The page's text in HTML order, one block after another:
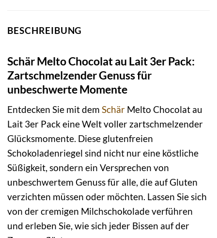
BESCHREIBUNG
Schär Melto Chocolat au Lait 3er Pack:
Zartschmelzender Genuss für
unbeschwerte Momente
Entdecken Sie mit dem Schär Melto Chocolat au
Lait 3er Pack eine Welt voller zartschmelzender
Glücksmomente. Diese glutenfreien
Schokoladenriegel sind nicht nur eine köstliche
Süßigkeit, sondern ein Versprechen von
unbeschwertem Genuss für alle, die auf Gluten
verzichten müssen oder möchten. Lassen Sie sich
von der cremigen Milchschokolade verführen
und erleben Sie, wie sich jeder Bissen auf der